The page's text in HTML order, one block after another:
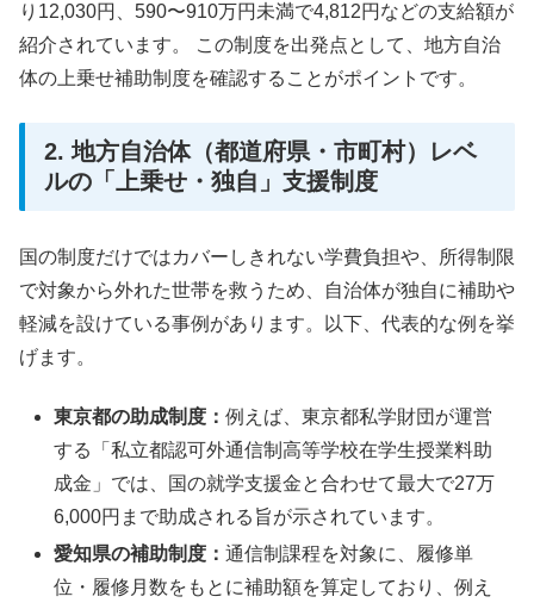
り12,030円、590〜910万円未満で4,812円などの支給額が
紹介されています。 この制度を出発点として、地方自治
体の上乗せ補助制度を確認することがポイントです。
2. 地方自治体（都道府県・市町村）レベ
ルの「上乗せ・独自」支援制度
国の制度だけではカバーしきれない学費負担や、所得制限
で対象から外れた世帯を救うため、自治体が独自に補助や
軽減を設けている事例があります。以下、代表的な例を挙
げます。
東京都の助成制度：例えば、東京都私学財団が運営
する「私立都認可外通信制高等学校在学生授業料助
成金」では、国の就学支援金と合わせて最大で27万
6,000円まで助成される旨が示されています。
愛知県の補助制度：通信制課程を対象に、履修単
位・履修月数をもとに補助額を算定しており、例え